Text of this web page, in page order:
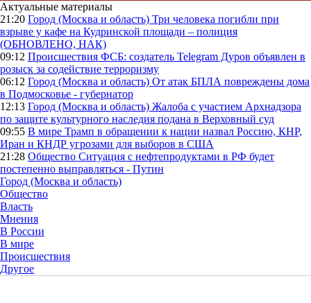
Актуальные материалы
21:20 Город (Москва и область) Три человека погибли при
взрыве у кафе на Кудринской площади – полиция
(ОБНОВЛЕНО, НАК)
09:12 Происшествия ФСБ: создатель Telegram Дуров объявлен в
розыск за содействие терроризму
06:12 Город (Москва и область) От атак БПЛА повреждены дома
в Подмосковье - губернатор
12:13 Город (Москва и область) Жалоба с участием Архнадзора
по защите культурного наследия подана в Верховный суд
09:55 В мире Трамп в обращении к нации назвал Россию, КНР,
Иран и КНДР угрозами для выборов в США
21:28 Общество Ситуация с нефтепродуктами в РФ будет
постепенно выправляться - Путин
Город (Москва и область)
Общество
Власть
Мнения
В России
В мире
Происшествия
Другое